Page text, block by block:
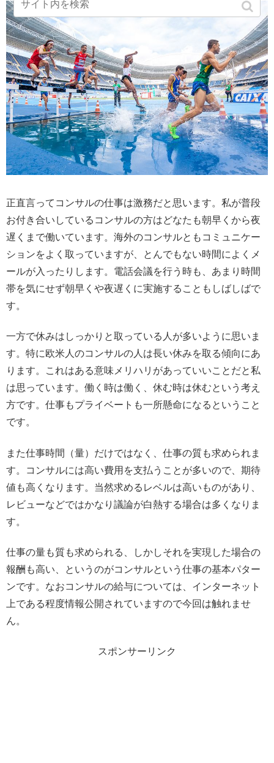
正直言ってコンサルの仕事は激務だと思います。私が普段
お付き合いしているコンサルの方はどなたも朝早くから夜
遅くまで働いています。海外のコンサルともコミュニケー
ションをよく取っていますが、とんでもない時間によくメ
ールが入ったりします。電話会議を行う時も、あまり時間
帯を気にせず朝早くや夜遅くに実施することもしばしばで
す。
一方で休みはしっかりと取っている人が多いように思いま
す。特に欧米人のコンサルの人は長い休みを取る傾向にあ
ります。これはある意味メリハリがあっていいことだと私
は思っています。働く時は働く、休む時は休むという考え
方です。仕事もプライベートも一所懸命になるということ
です。
また仕事時間（量）だけではなく、仕事の質も求められま
す。コンサルには高い費用を支払うことが多いので、期待
値も高くなります。当然求めるレベルは高いものがあり、
レビューなどではかなり議論が白熱する場合は多くなりま
す。
仕事の量も質も求められる、しかしそれを実現した場合の
報酬も高い、というのがコンサルという仕事の基本パター
ンです。なおコンサルの給与については、インターネット
上である程度情報公開されていますので今回は触れませ
ん。
スポンサーリンク